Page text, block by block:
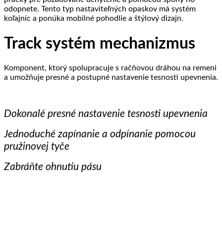
odopnete. Tento typ nastaviteľných opaskov má systém
koľajníc a ponúka mobilné pohodlie a štýlový dizajn.
Track systém mechanizmus
Komponent, ktorý spolupracuje s račňovou dráhou na remeni
a umožňuje presné a postupné nastavenie tesnosti upevnenia.
Dokonalé presné nastavenie tesnosti upevnenia
Jednoduché zapínanie a odpínanie pomocou
pružinovej tyče
Zabráňte ohnutiu pásu